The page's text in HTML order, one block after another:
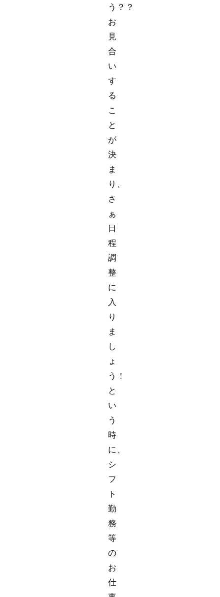
う？？
お
見
合
い
す
る
こ
と
が
決
ま
り、
さ
ぁ
日
程
調
整
に
入
り
ま
し
ょ
う！
と
い
う
時
に、
シ
フ
ト
勤
務
等
の
お
仕